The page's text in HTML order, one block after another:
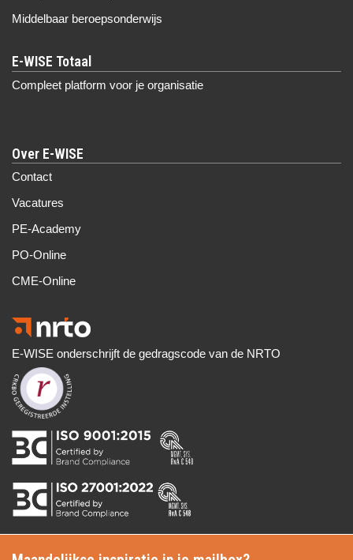
Middelbaar beroepsonderwijs
Compleet platform voor je organisatie
Over E-WISE
Contact
Vacatures
PE-Academy
PO-Online
CME-Online
E-WISE onderschrijft de gedragscode van de NRTO